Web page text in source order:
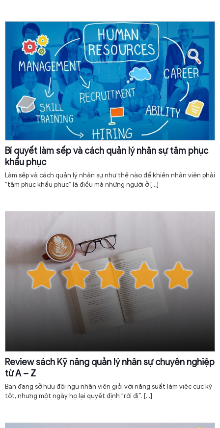
Bí quyết làm sếp và cách quản lý nhân sự tâm phục
khẩu phục
Làm sếp và cách quản lý nhân sự như thế nào để khiến nhân viên phải
“tâm phục khẩu phục” là điều mà những người ở[…]
Review sách Kỹ năng quản lý nhân sự chuyên nghiệp
từ A – Z
Bạn đang sở hữu đội ngũ nhân viên giỏi với năng suất làm việc cực kỳ
tốt, nhưng một ngày họ lại quyết định “rời đi”. […]